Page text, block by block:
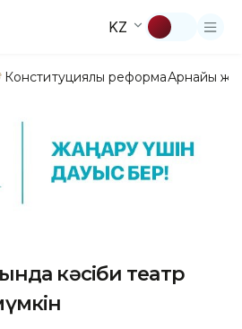
KZ
Конституциялық реформаАрнайы
кәсіби театр